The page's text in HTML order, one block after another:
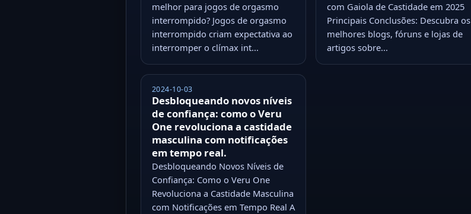
melhor para jogos de orgasmo
interrompido? Jogos de orgasmo
interrompido criam expectativa ao
interromper o clímax int...
com Gaiola de Castidade em 2025
Principais Conclusões: Descubra os
melhores blogs, fóruns e lojas de
artigos sobre...
2024-10-03
Desbloqueando novos níveis
de confiança: como o Veru
One revoluciona a castidade
masculina com notificações
em tempo real.
Desbloqueando Novos Níveis de
Confiança: Como o Veru One
Revoluciona a Castidade Masculina
com Notificações em Tempo Real A